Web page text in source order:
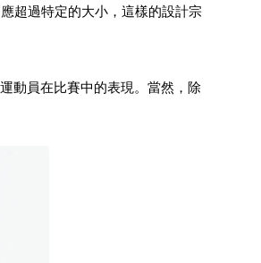
超過特定的大小，這樣的設計宗
動員在比賽中的表現。當然，除